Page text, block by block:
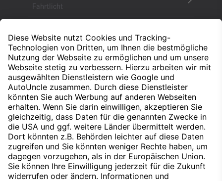
Fahrtlicht
Komfort und Sicherheit
Multikontursitze
Ergonomie von Fahrer und Beifahrer